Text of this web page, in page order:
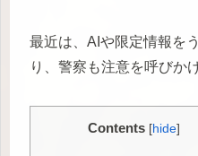
最近は、AIや限定情報を
り、警察も注意を呼びか
Contents [hide]